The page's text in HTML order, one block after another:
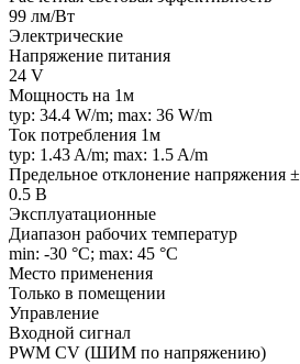
99 лм/Вт
Электрические
Напряжение питания
24 V
Мощность на 1м
typ: 34.4 W/m; max: 36 W/m
Ток потребления 1м
typ: 1.43 A/m; max: 1.5 A/m
Предельное отклонение напряжения ±
0.5 В
Эксплуатационные
Диапазон рабочих температур
min: -30 °C; max: 45 °C
Место применения
Только в помещении
Управление
Входной сигнал
PWM СV (ШИМ по напряжению)